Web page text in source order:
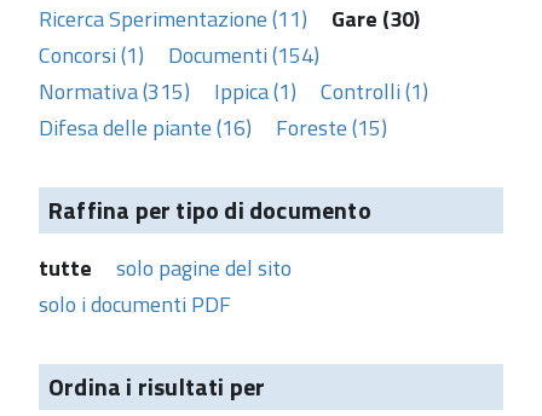
Ricerca Sperimentazione (11)
Gare (30)
Concorsi (1)
Documenti (154)
Normativa (315)
Ippica (1)
Controlli (1)
Difesa delle piante (16)
Foreste (15)
Raffina per tipo di documento
tutte
solo pagine del sito
solo i documenti PDF
Ordina i risultati per